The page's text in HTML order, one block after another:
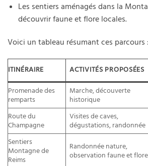
Les sentiers aménagés dans la
découvrir faune et flore locales.
Voici un tableau résumant ces parcours :
ITINÉRAIRE ACTIVITÉS PROPOSÉES
Promenade des
remparts
Marche, découverte
historique
Route du
Champagne
Visites de caves,
dégustations, randonnée
Sentiers
Montagne de
Reims
Randonnée nature,
observation faune et flore